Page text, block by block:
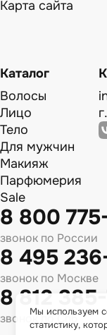
Карта сайта
Каталог
Волосы
Лицо
Тело
Для мужчин
Макияж
Парфюмерия
Sale
8 800
звонок по России
8 495
звонок по Москве
8 812
звонок по Спб
Мы используем
статистику,